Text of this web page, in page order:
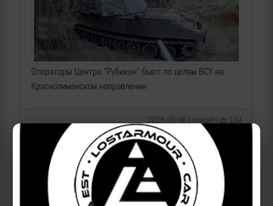
Операторы Центра "Рубикон" бьют по целям ВСУ на
Краснолиманском направлении
2026-08-06 | makpif | 104